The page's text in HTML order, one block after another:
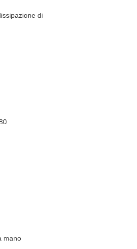
di
mano